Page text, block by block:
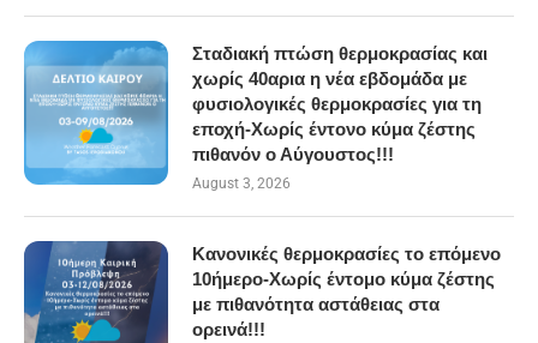
Σταδιακή πτώση θερμοκρασίας και
χωρίς 40αρια η νέα εβδομάδα με
φυσιολογικές θερμοκρασίες για τη
εποχή-Χωρίς έντονο κύμα ζέστης
πιθανόν ο Αύγουστος!!!
August 3, 2026
Κανονικές θερμοκρασίες το επόμενο
10ήμερο-Χωρίς έντομο κύμα ζέστης
με πιθανότητα αστάθειας στα
ορεινά!!!